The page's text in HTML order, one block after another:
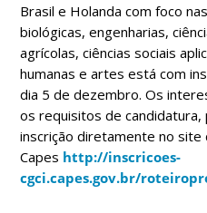
Brasil e Holanda com foco
biológicas, engenharias,
agrícolas, ciências sociais
humanas e artes está com
dia 5 de dezembro. Os
os requisitos de
inscrição diretamente no site
Capes http://inscricoes-
cgci.capes.gov.br/